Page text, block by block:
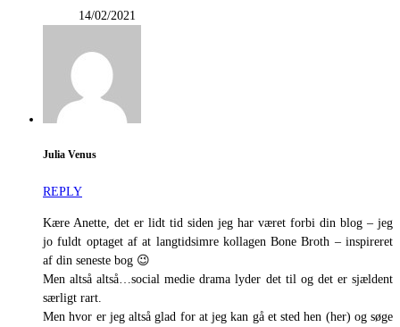
14/02/2021
Julia Venus
REPLY
Kære Anette, det er lidt tid siden jeg har været forbi din blog – jeg
jo fuldt optaget af at langtidsimre kollagen Bone Broth – inspireret
af din seneste bog 😉
Men altså altså…social medie drama lyder det til og det er sjældent
særligt rart.
Men hvor er jeg altså glad for at jeg kan gå et sted hen (her) og søge